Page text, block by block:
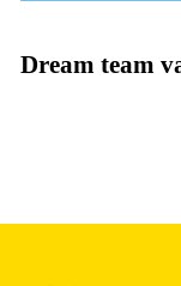
Dream team